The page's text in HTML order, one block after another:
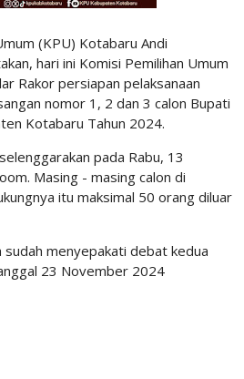
(KPU) Kotabaru Andi
hari ini Komisi Pemilihan Umum
Rakor persiapan pelaksanaan
nomor 1, 2 dan 3 calon Bupati
Kotabaru Tahun 2024.
pada Rabu, 13
Masing - masing calon di
itu maksimal 50 orang diluar
sudah menyepakati debat kedua
23 November 2024